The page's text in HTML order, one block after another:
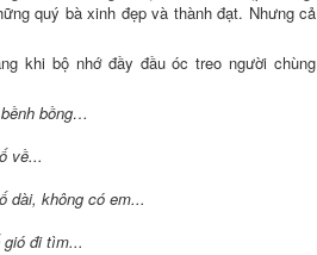
quý bà xinh đẹp và thành đạt. Nhưng cả
khi bộ nhớ đầy đầu óc treo người chùng
bồng…
về...
dài, không có em...
gió đi tìm...